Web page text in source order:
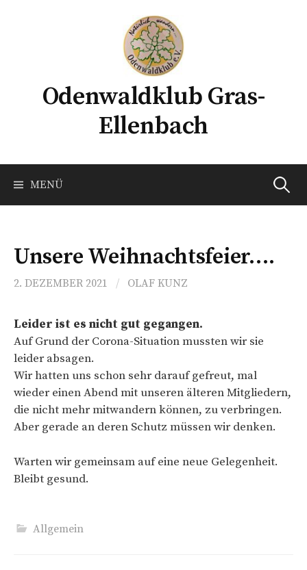
Odenwaldklub Gras-
Ellenbach
MENÜ Suchen
Unsere Weihnachtsfeier….
2. DEZEMBER 2021 / OLAF KUNZ
Leider ist es nicht gut gegangen.
Auf Grund der Corona-Situation mussten wir sie
leider absagen.
Wir hatten uns schon sehr darauf gefreut, mal
wieder einen Abend mit unseren älteren Mitgliedern,
die nicht mehr mitwandern können, zu verbringen.
Aber gerade an deren Schutz müssen wir denken.
Warten wir gemeinsam auf eine neue Gelegenheit.
Bleibt gesund.
Allgemein